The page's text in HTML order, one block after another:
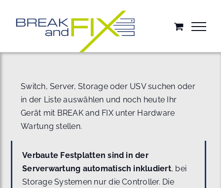
springen
Switch, Server, Storage oder USV suchen oder
in der Liste auswählen und noch heute Ihr
Gerät mit BREAK and FIX unter Hardware
Wartung stellen.
Verbaute Festplatten sind in der
Serverwartung automatisch inkludiert, bei
Storage Systemen nur die Controller. Die